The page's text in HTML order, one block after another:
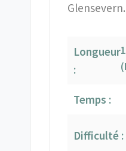
Glensevern.
Longueur
:
Temps :
Difficulté :